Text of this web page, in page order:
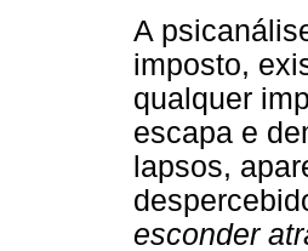
A
imposto,
qualquer
escapa e
lapsos,
esconder